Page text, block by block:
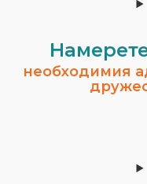
необходимия